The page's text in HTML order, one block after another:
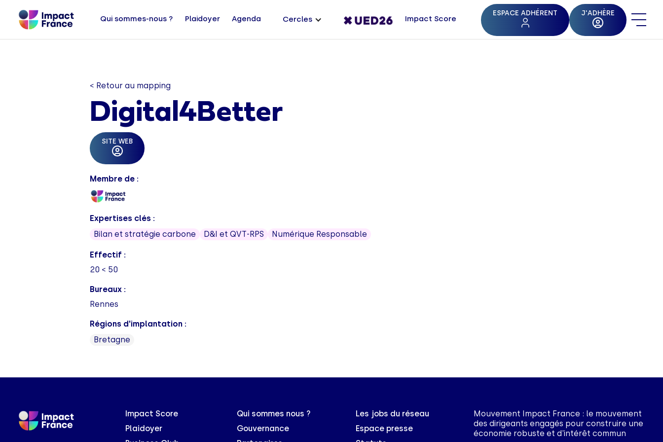
Qui sommes-nous ? Plaidoyer Agenda Cercles Impact Score
ESPACE ADHÉRENT J'ADHÈRE
< Retour au mapping
Digital4Better
SITE WEB
Membre de :
Expertises clés :
Bilan et stratégie carbone
D&I et QVT-RPS Numérique Responsable
Effectif :
20 < 50
Bureaux :
Rennes
Régions d'implantation :
Bretagne
Impact Score
Plaidoyer
Qui sommes nous ?
Gouvernance
Les jobs du réseau
Espace presse
Mouvement Impact France : le mouvement
des dirigeants engagés pour construire une
économie robuste et d'intérêt commun